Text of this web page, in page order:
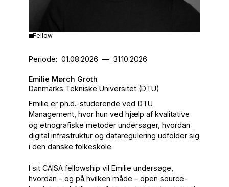
Fellow
Periode: 01.08.2026 — 31.10.2026
Emilie Mørch Groth
Danmarks Tekniske Universitet (DTU)
Emilie er ph.d.-studerende ved DTU
Management, hvor hun ved hjælp af kvalitative
og etnografiske metoder undersøger, hvordan
digital infrastruktur og dataregulering udfolder sig
i den danske folkeskole.
I sit CAISA fellowship vil Emilie undersøge,
hvordan – og på hvilken måde – open source-